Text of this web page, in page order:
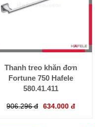
Thanh treo khăn đơn
Fortune 750 Hafele
580.41.411
906.296 đ 634.000 đ